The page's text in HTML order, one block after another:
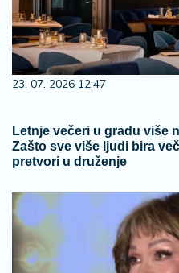
23. 07. 2026 12:47
Letnje večeri u gradu više
Zašto sve više ljudi bira
pretvori u druženje